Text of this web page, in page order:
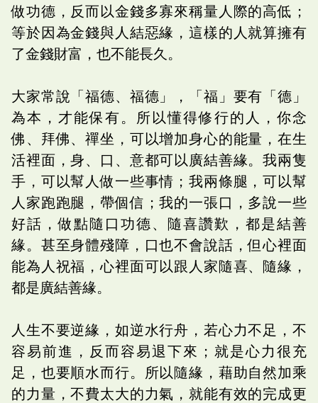
做功德，反而以金錢多寡來稱量人際的高低；
等於因為金錢與人結惡緣，這樣的人就算擁有
了金錢財富，也不能長久。
大家常說「福德、福德」，「福」要有「德」
為本，才能保有。所以懂得修行的人，你念
佛、拜佛、禪坐，可以增加身心的能量，在生
活裡面，身、口、意都可以廣結善緣。我兩隻
手，可以幫人做一些事情；我兩條腿，可以幫
人家跑跑腿，帶個信；我的一張口，多說一些
好話，做點隨口功德、隨喜讚歎，都是結善
緣。甚至身體殘障，口也不會說話，但心裡面
能為人祝福，心裡面可以跟人家隨喜、隨緣，
都是廣結善緣。
人生不要逆緣，如逆水行舟，若心力不足，不
容易前進，反而容易退下來；就是心力很充
足，也要順水而行。所以隨緣，藉助自然加乘
的力量，不費太大的力氣，就能有效的完成更